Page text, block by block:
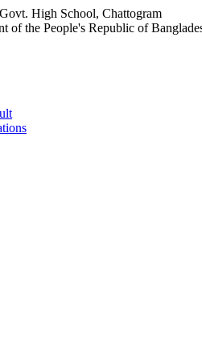
High School, Chattogram
of the People's Republic of